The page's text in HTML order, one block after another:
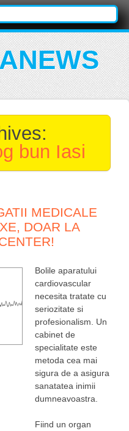
bun Iasi
MEDICALE
DOAR LA
Bolile aparatului
cardiovascular
necesita tratate cu
seriozitate si
profesionalism. Un
cabinet de
specialitate este
metoda cea mai
sigura de a asigura
sanatatea inimii
dumneavoastra.
Fiind un organ